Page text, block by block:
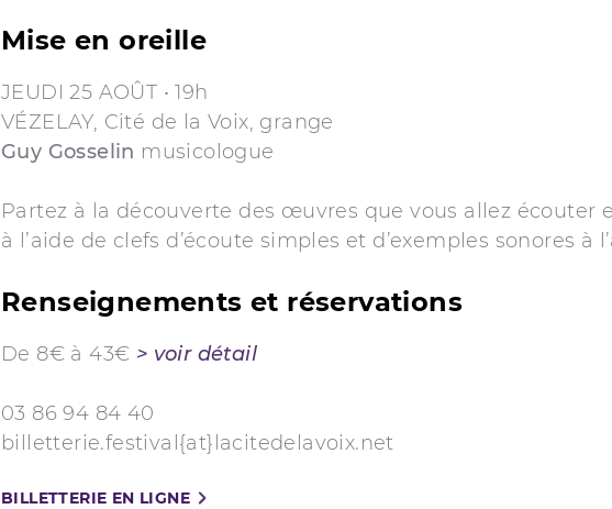
Mise en oreille
JEUDI 25 AOÛT • 19h
VÉZELAY, Cité de la Voix, grange
Guy Gosselin musicologue
Partez à la découverte des œuvres que vous allez écouter
à l’aide de clefs d’écoute simples et d’exemples sonores à
Renseignements et réservations
De 8€ à 43€ > voir détail
03 86 94 84 40
billetterie.festival{at}lacitedelavoix.net
BILLETTERIE EN LIGNE